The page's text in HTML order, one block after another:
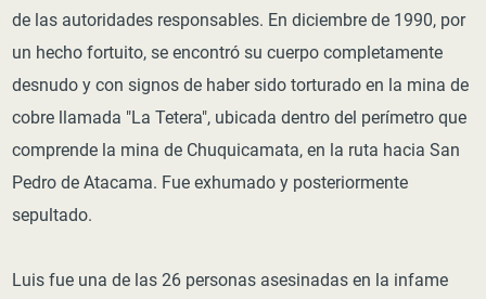
de las autoridades responsables. En diciembre de 1990, por
un hecho fortuito, se encontró su cuerpo completamente
desnudo y con signos de haber sido torturado en la mina de
cobre llamada "La Tetera", ubicada dentro del perímetro que
comprende la mina de Chuquicamata, en la ruta hacia San
Pedro de Atacama. Fue exhumado y posteriormente
sepultado.
Luis fue una de las 26 personas asesinadas en la infame